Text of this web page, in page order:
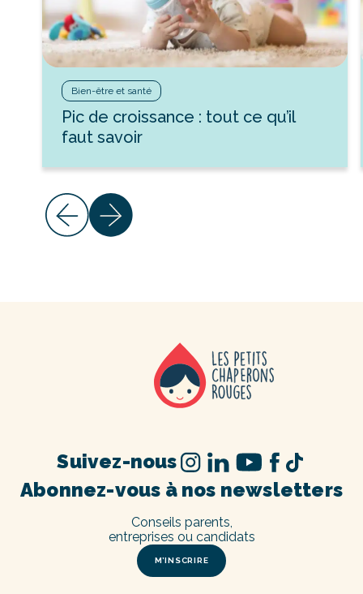
Bien-être et santé
Pic de croissance : tout ce qu’il
faut savoir
Abonnez-vous à nos newsletters
M’INSCRIRE
Conseils parents,
entreprises ou candidats
Suivez-nous